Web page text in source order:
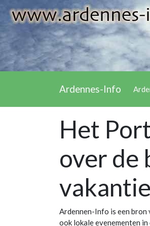
Ardennes-Info
Het
over de
Ardennen-Info is een bron
ook lokale evenementen